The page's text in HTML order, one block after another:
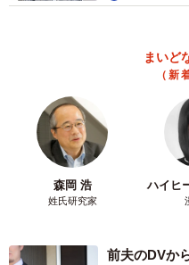
まいど
（新
森岡 浩
姓氏研究家
ハイヒ
前夫のDVか